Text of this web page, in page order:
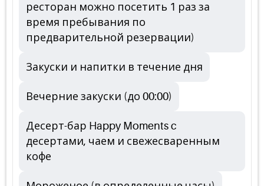
ресторан можно посетить 1 раз за
время пребывания по
предварительной резервации)
Закуски и напитки в течение дня
Вечерние закуски (до 00:00)
Десерт-бар Happy Moments c
десертами, чаем и свежесваренным
кофе